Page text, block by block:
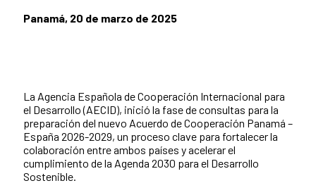
Panamá, 20 de marzo de 2025
La Agencia Española de Cooperación Internacional para
el Desarrollo (AECID), inició la fase de consultas para la
preparación del nuevo Acuerdo de Cooperación Panamá –
España 2026-2029, un proceso clave para fortalecer la
colaboración entre ambos países y acelerar el
cumplimiento de la Agenda 2030 para el Desarrollo
Sostenible.